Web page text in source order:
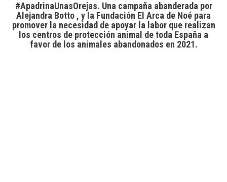
#ApadrinaUnasOrejas. Una campaña abanderada por
Alejandra Botto , y la Fundación El Arca de Noé para
promover la necesidad de apoyar la labor que realizan
los centros de protección animal de toda España a
favor de los animales abandonados en 2021.